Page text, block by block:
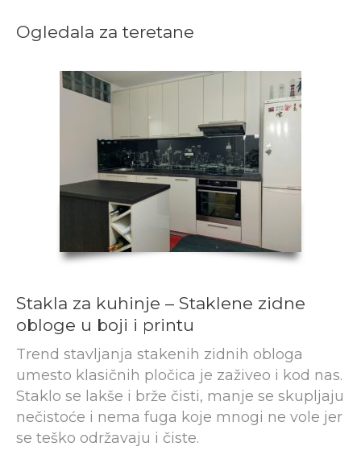
Ogledala za teretane
Stakla za kuhinje – Staklene zidne
obloge u boji i printu
Trend stavljanja stakenih zidnih obloga
umesto klasičnih pločica je zaživeo i kod nas.
Staklo se lakše i brže čisti, manje se skupljaju
nečistoće i nema fuga koje mnogi ne vole jer
se teško održavaju i čiste.